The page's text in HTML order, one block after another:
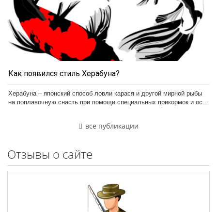
Как появился стиль Херабуна?
Херабуна – японский способ ловли карася и другой мирной рыбы
на поплавочную снасть при помощи специальных прикормок и ос...
все публикации
Отзывы о сайте